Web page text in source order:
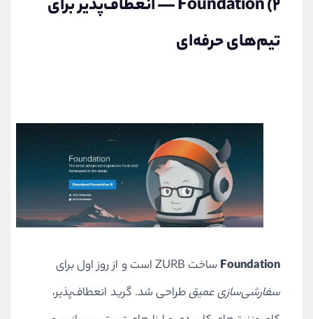
۲) Foundation — انعطاف‌پذیر برای
تیم‌های حرفه‌ای
Foundation ساخت ZURB است و از روز اول برای
سفارشی‌سازی عمیقطراحی شد. گرید انعطاف‌پذیر،